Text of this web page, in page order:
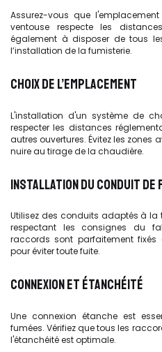
Assurez-vous que
ventouse respecte les
également à disposer de tous
l’installation de la fumisterie.
CHOIX DE L’EMPLACEMENT
L'installation d'un système de
respecter les distances
autres ouvertures. Évitez les
nuire au tirage de la chaudière.
INSTALLATION DU CONDUIT DE
Utilisez des conduits adaptés à la
respectant les consignes du
raccords sont parfaitement
pour éviter toute fuite.
CONNEXION ET ÉTANCHÉITÉ
Une connexion étanche est
fumées. Vérifiez que tous les
l'étanchéité est optimale.